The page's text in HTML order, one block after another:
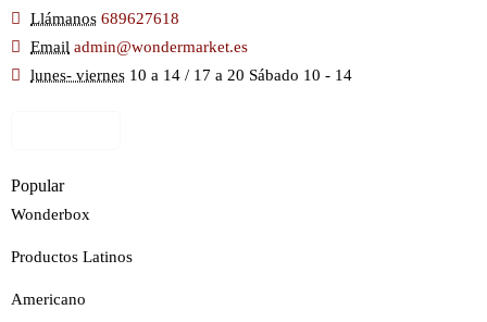
Llámanos 689627618
Email admin@wondermarket.es
lunes- viernes 10 a 14 / 17 a 20 Sábado 10 - 14
Popular
Wonderbox
Productos Latinos
Americano